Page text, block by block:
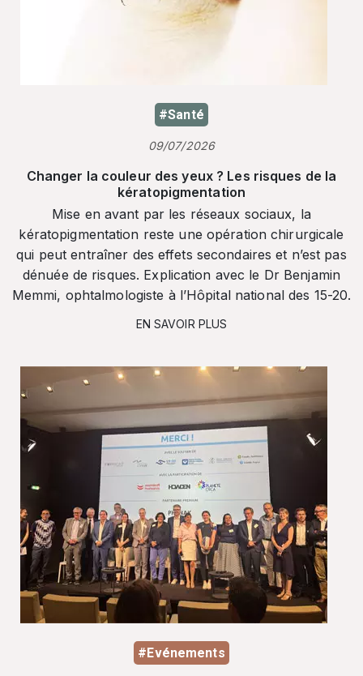
#Santé
09/07/2026
Changer la couleur des yeux ? Les risques de la
kératopigmentation
Mise en avant par les réseaux sociaux, la
kératopigmentation reste une opération chirurgicale
qui peut entraîner des effets secondaires et n’est pas
dénuée de risques. Explication avec le Dr Benjamin
Memmi, ophtalmologiste à l’Hôpital national des 15-20.
EN SAVOIR PLUS
#Evénements